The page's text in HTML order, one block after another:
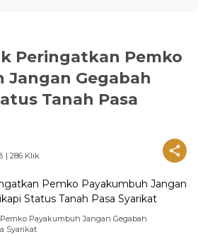
Peringatkan Pemko
Jangan Gegabah
Tanah Pasa
| 286 Klik
Payakumbuh Jangan Gegabah
Syarikat